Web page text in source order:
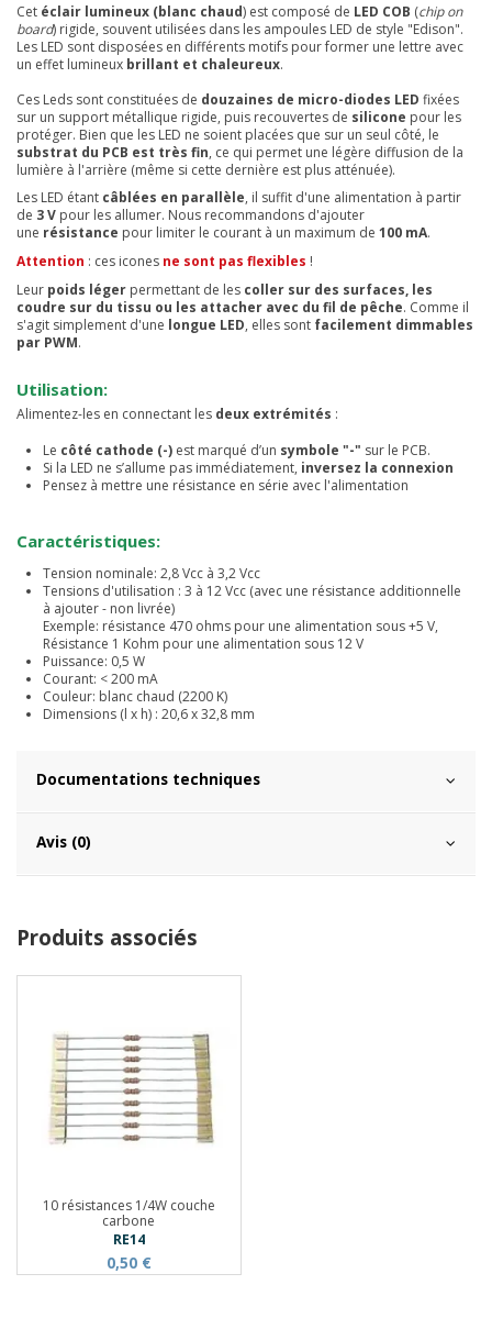
Cet éclair lumineux (blanc chaud) est composé de LED COB (chip on
board) rigide, souvent utilisées dans les ampoules LED de style "Edison".
Les LED sont disposées en différents motifs pour former une lettre avec
un effet lumineux brillant et chaleureux.
Ces Leds sont constituées de douzaines de micro-diodes LED fixées
sur un support métallique rigide, puis recouvertes de silicone pour les
protéger. Bien que les LED ne soient placées que sur un seul côté, le
substrat du PCB est très fin, ce qui permet une légère diffusion de la
lumière à l'arrière (même si cette dernière est plus atténuée).
Les LED étant câblées en parallèle, il suffit d'une alimentation à partir
de 3 V pour les allumer. Nous recommandons d'ajouter
une résistance pour limiter le courant à un maximum de 100 mA.
Attention : ces icones ne sont pas flexibles !
Leur poids léger permettant de les coller sur des surfaces, les
coudre sur du tissu ou les attacher avec du fil de pêche. Comme il
s'agit simplement d'une longue LED, elles sont facilement dimmables
par PWM.
Utilisation:
Alimentez-les en connectant les deux extrémités :
Le côté cathode (-) est marqué d’un symbole "-" sur le PCB.
Si la LED ne s’allume pas immédiatement, inversez la connexion
Pensez à mettre une résistance en série avec l'alimentation
Caractéristiques:
Tension nominale: 2,8 Vcc à 3,2 Vcc
Tensions d'utilisation : 3 à 12 Vcc (avec une résistance additionnelle
à ajouter - non livrée)
Exemple: résistance 470 ohms pour une alimentation sous +5 V,
Résistance 1 Kohm pour une alimentation sous 12 V
Puissance: 0,5 W
Courant: < 200 mA
Couleur: blanc chaud (2200 K)
Dimensions (l x h) : 20,6 x 32,8 mm
Documentations techniques
Avis (0)
Produits associés
10 résistances 1/4W couche
carbone
RE14
0,50 €